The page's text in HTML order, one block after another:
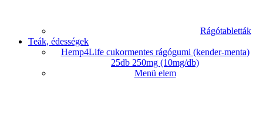
Rágótabletták
Teák, édességek
Hemp4Life cukormentes rágógumi (kender-menta)
25db 250mg (10mg/db)
Menü elem